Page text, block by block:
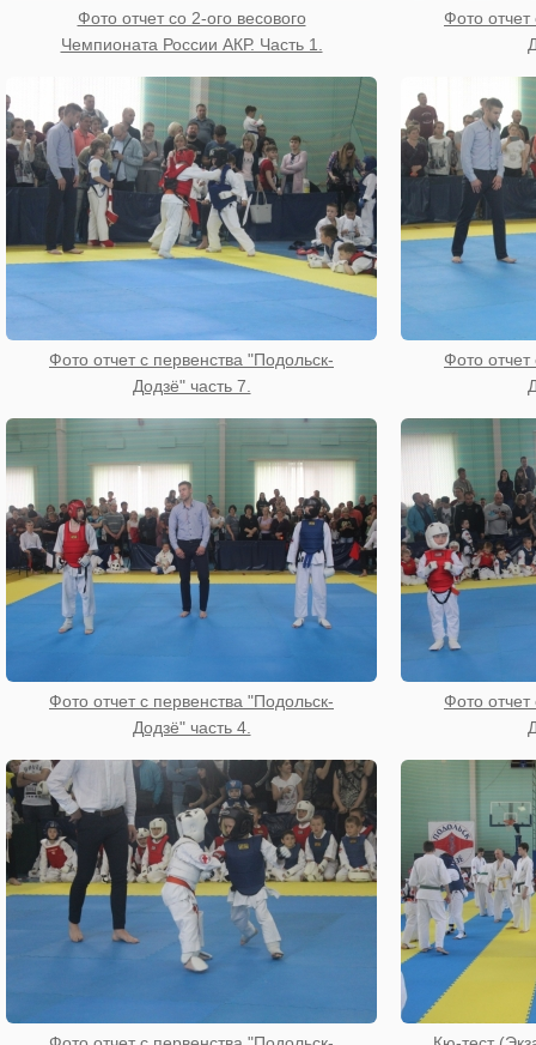
Фото отчет со 2-ого весового
Чемпионата России АКР. Часть 1.
Фото
Фото отчет с первенства "Подольск-
Додзё" часть 7.
Фото
Фото отчет с первенства "Подольск-
Додзё" часть 4.
Фото